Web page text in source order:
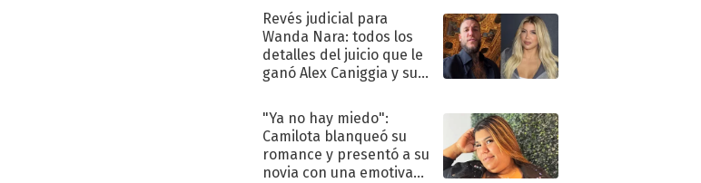
"Traidora"
Revés judicial para
Wanda Nara: todos los
detalles del juicio que le
ganó Alex Caniggia y sus
"Ya no hay miedo":
Camilota blanqueó su
romance y presentó a su
novia con una emotiva